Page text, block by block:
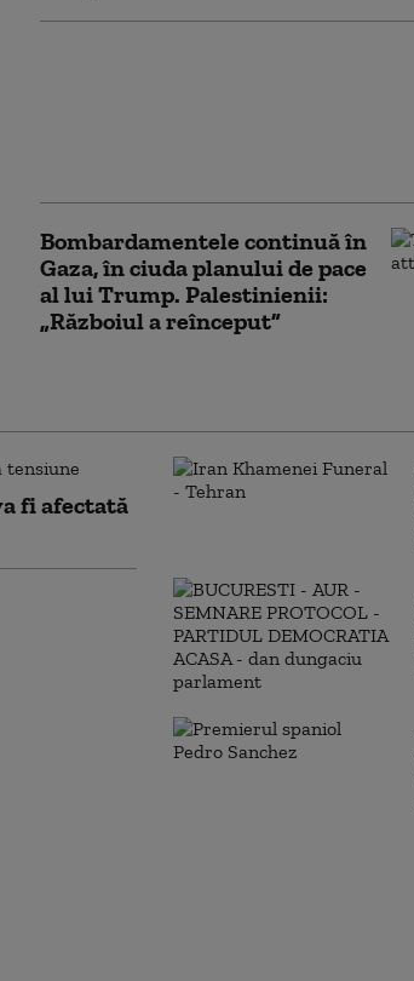
Bombardamentele continuă în
Gaza, în ciuda planului de pace
al lui Trump. Palestinienii:
„Războiul a reînceput”
fi afectată